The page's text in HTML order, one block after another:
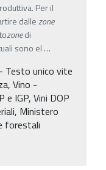
Per il
dallezone
zonedi
sono el …
Testo unico vite
Vino -
e IGP, Vini DOP
Ministero
forestali